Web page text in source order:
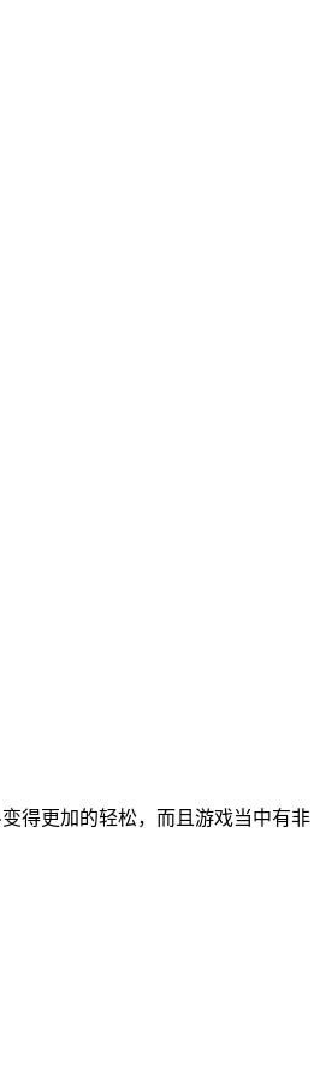
得更加的轻松，而且游戏当中有非